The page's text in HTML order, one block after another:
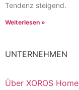
Tendenz steigend.
Weiterlesen »
UNTERNEHMEN
Über XOROS Home